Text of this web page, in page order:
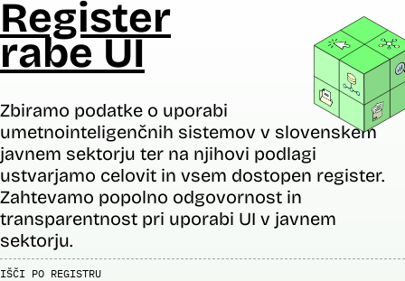
Register
rabe UI
Zbiramo podatke o uporabi
umetnointeligenčnih sistemov v slovenskem
javnem sektorju ter na njihovi podlagi
ustvarjamo celovit in vsem dostopen register.
Zahtevamo popolno odgovornost in
transparentnost pri uporabi UI v javnem
sektorju.
IŠČI PO REGISTRU